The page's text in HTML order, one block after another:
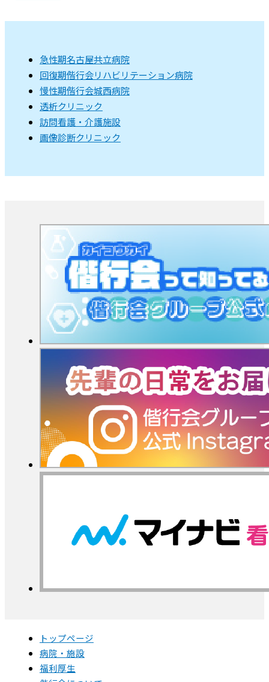
急性期名古屋共立病院
回復期偕行会リハビリテーション病院
慢性期偕行会城西病院
透析クリニック
訪問看護・介護施設
画像診断クリニック
トップページ
病院・施設
福利厚生